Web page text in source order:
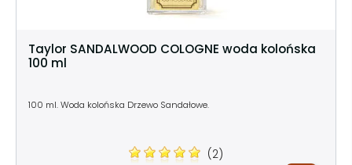
Taylor SANDALWOOD COLOGNE woda kolońska
100 ml
100 ml. Woda kolońska Drzewo Sandałowe.
(2)